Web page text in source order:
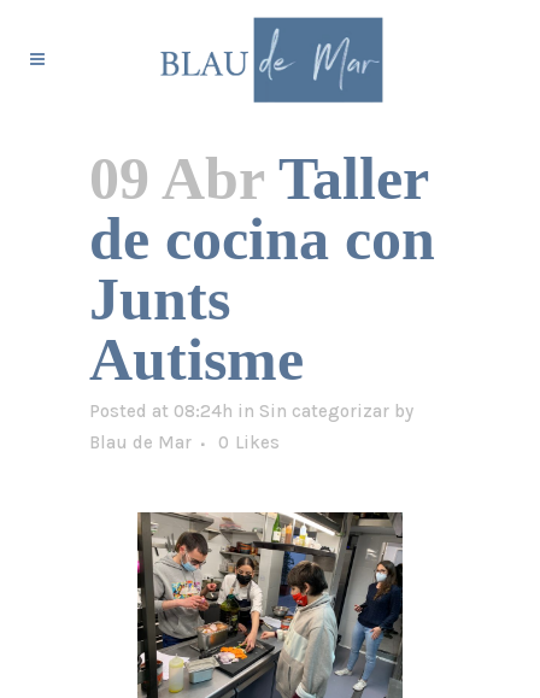
09 Abr Taller
de cocina con
Junts
Autisme
Posted at 08:24h in Sin categorizar by
Blau de Mar
0 Likes